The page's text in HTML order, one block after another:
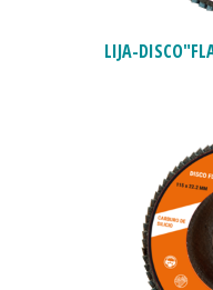
LIJA-